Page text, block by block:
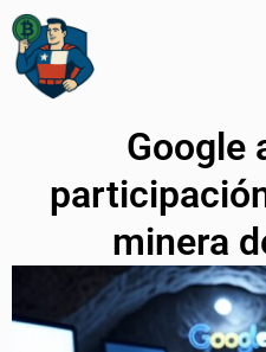
Google
minera